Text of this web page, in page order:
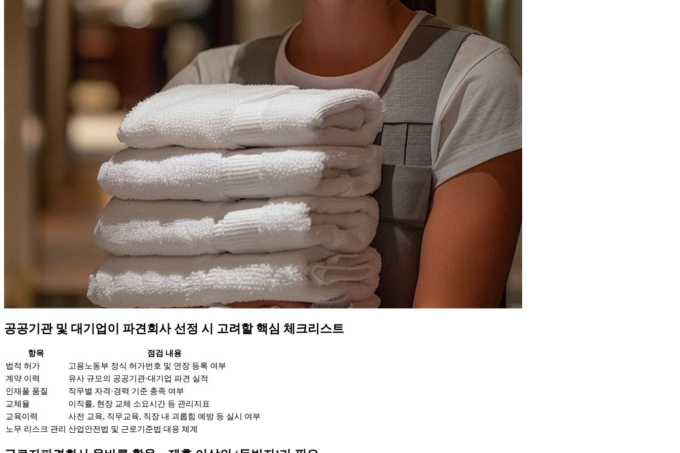
공공기관 및 대기업이 파견회사 선정 시 고려할 핵심 체크리스트
항목
점검 내용
법적 허가
고용노동부 정식 허가번호 및 연장 등록 여부
계약 이력
유사 규모의 공공기관·대기업 파견 실적
인재풀 품질
직무별 자격·경력 기준 충족 여부
교체율
이직률, 현장 교체 소요시간 등 관리지표
교육이력
사전 교육, 직무교육, 직장 내 괴롭힘 예방 등 실시 여부
노무 리스크 관리 산업안전법 및 근로기준법 대응 체계